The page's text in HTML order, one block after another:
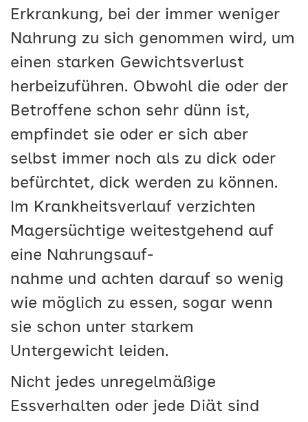
Erkrankung, bei der immer weniger
Nahrung zu sich genommen wird, um
einen starken Gewichtsverlust
herbeizuführen. Obwohl die oder der
Betroffene schon sehr dünn ist,
empfindet sie oder er sich aber
selbst immer noch als zu dick oder
befürchtet, dick werden zu können.
Im Krankheitsverlauf verzichten
Magersüchtige weitestgehend auf
eine Nahrungsauf-
nahme und achten darauf so wenig
wie möglich zu essen, sogar wenn
sie schon unter starkem
Untergewicht leiden.
Nicht jedes unregelmäßige
Essverhalten oder jede Diät sind